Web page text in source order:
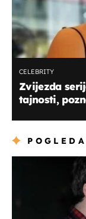
CELEBRITY
Zvijezda
tajnosti,